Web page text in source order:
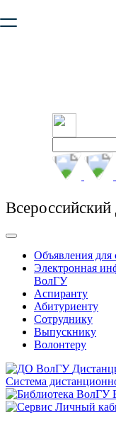
безопасную работу с
Объявления для
Электронная
ВолГУ
Аспиранту
Абитуриенту
Сотруднику
Выпускнику
Волонтеру
Система